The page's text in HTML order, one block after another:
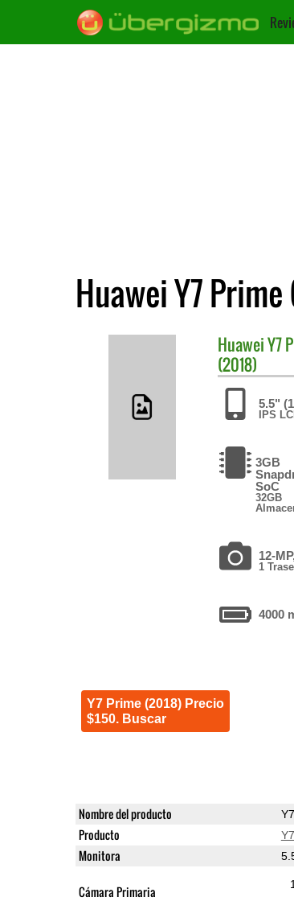
Huawei Y7
HuaweiY7
(2018)
5.5"
IPS
3GB
SoC
32GB
12-
1
4000
Y7 Prime (2018) Precio
$150. Buscar
Nombre del producto
Producto
Monitora
Cámara Primaria